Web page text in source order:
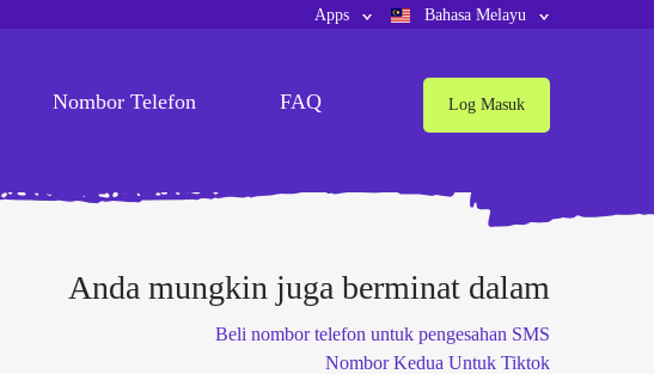
Bahasa Melayu
Apps
Nombor Telefon FAQ Log Masuk
Anda mungkin juga berminat dalam
Beli nombor telefon untuk pengesahan SMS
Nombor Kedua Untuk Tiktok